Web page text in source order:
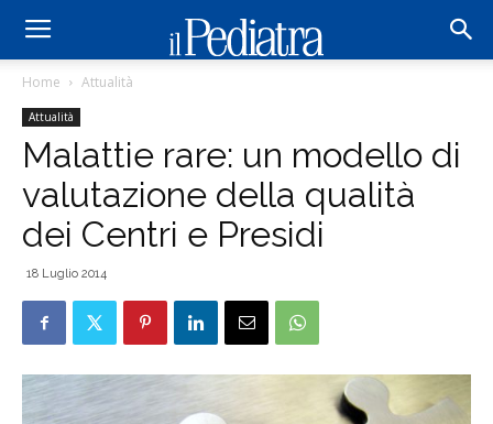
Home Attualità
Attualità
Malattie rare: un modello di
valutazione della qualità
dei Centri e Presidi
18 Luglio 2014